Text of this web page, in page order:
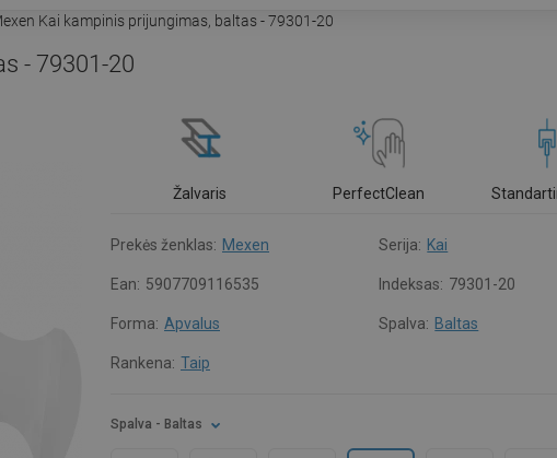
Kai kampinis prijungimas, baltas - 79301-20
- 79301-20
Žalvaris PerfectClean
Prekės ženklas: Mexen Serija: Kai
Ean: 5907709116535 Indeksas: 79301-20
Forma: Apvalus Spalva: Baltas
Rankena: Taip
Spalva - Baltas